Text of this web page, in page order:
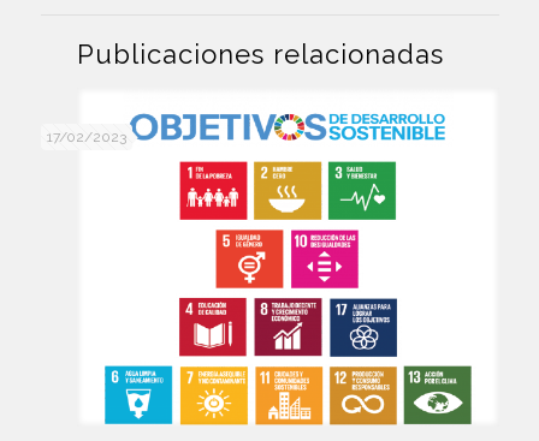
Publicaciones relacionadas
17/02/2023